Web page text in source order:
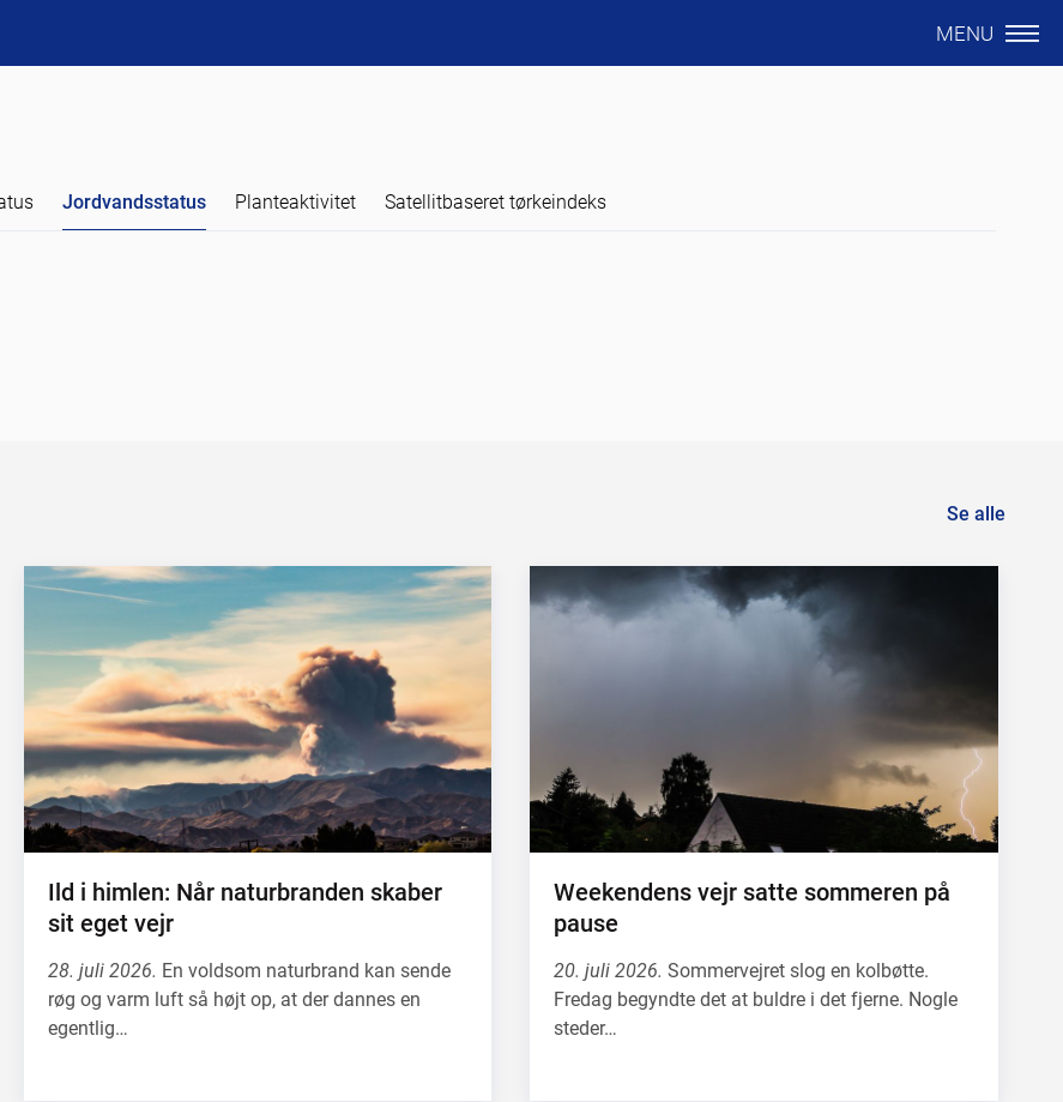
MENU
Jordvandsstatus Planteaktivitet Satellitbaseret tørkeindeks
Se alle
Ild i himlen: Når naturbranden skaber
sit eget vejr
28. juli 2026. En voldsom naturbrand kan sende
røg og varm luft så højt op, at der dannes en
egentlig…
Weekendens vejr satte sommeren på
pause
20. juli 2026.Sommervejret slog en kolbøtte.
Fredag begyndte det at buldre i det fjerne. Nogle
steder…